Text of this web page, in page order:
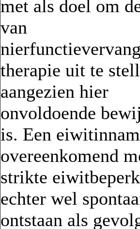
met als doel om
van
therapie uit te
aangezien hier
onvoldoende
is. Een
overeenkomend
strikte
echter wel
ontstaan als